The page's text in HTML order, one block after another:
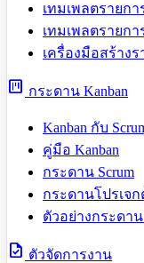
เทมเพลตรายก
เทมเพลตรายก
เครื่องมือสร้างร
view_kanban กระดาน Kanban
Kanban กับ
คู่มือ Kanban
กระดาน Scrum
กระดานโปรเจก
ตัวอย่างกระดาน
task ตัวจัดการงาน